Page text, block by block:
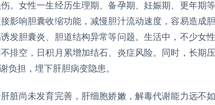
女性一生经历生理期、备孕期、妊娠期、更年期等
影响胆囊收缩功能，减慢胆汁流动速度，容易造成胆
发胆囊炎、胆道结构异常等问题。生活中，不少女性
排空，日积月累增加结石、炎症风险。同时，长期压
负担，埋下肝胆病变隐患。
尚未发育完善，肝细胞娇嫩，解毒代谢能力远不如